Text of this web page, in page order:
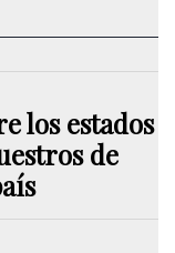
los estados
de